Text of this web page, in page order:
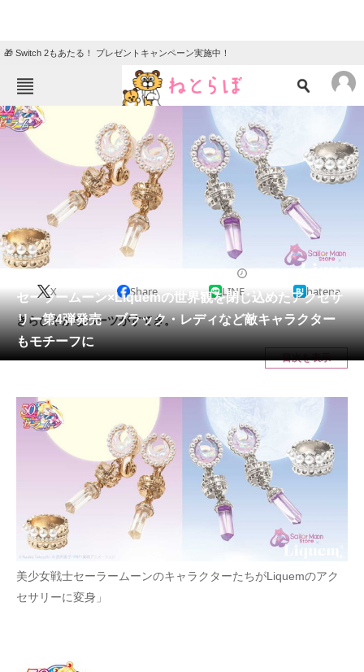
🎁 Switch 2もあたる！ プレゼントキャンペーン実施中！
ねとらぼメニュー
TOP ニュース
クイズ
地域
住まい 教育・育児
動物
会員記事
メディア
注目記事を集めた総合ページ
ITの今と未来を見通す
スマホと通信の最新トレンド
進化するPCとデバイスの未来
好きが集まる 比べて選べる
ビジネスと働き方のヒント
AI活用のいまが分かる
セーラームーン×Liquemの世界観を閉じ込めたアクセサ
リー第4弾発売 ブラック・レディなど敵キャラクター
もモチーフに
X Share LINE hatena
きらびやかなパーツがすてき。
目次を表示
美少女戦士セーラームーンのキャラクターたちがLiquemのアク
セサリーに変身」